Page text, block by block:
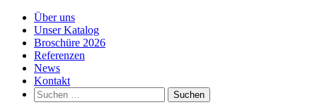
Über uns
Unser Katalog
Broschüre 2026
Referenzen
News
Kontakt
Suchen
nach: